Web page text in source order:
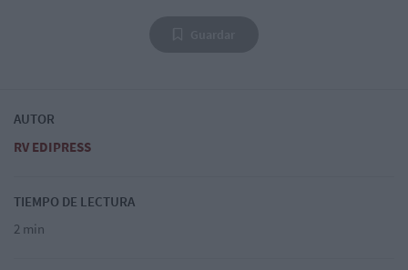
AUTOR
RV EDIPRESS
TIEMPO DE LECTURA
2 min